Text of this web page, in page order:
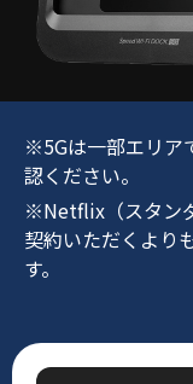
※5Gは一部エリア
認ください。
※Netflix（スタン
契約いただくより
す。